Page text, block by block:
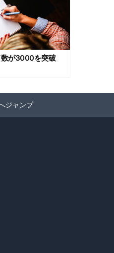
数が3000を突破
ジャンプ